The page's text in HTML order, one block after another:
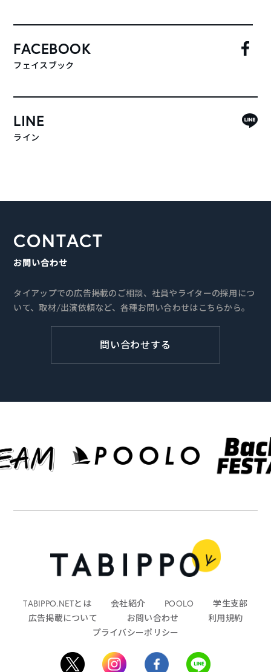
FACEBOOK
フェイスブック
LINE
ライン
CONTACT
お問い合わせ
タイアップでの広告掲載のご相談、社員やライターの採用につ
いて、取材/出演依頼など、各種お問い合わせはこちらから。
問い合わせする
TABIPPO.NETとは 会社紹介 POOLO
学生支部
広告掲載について
お問い合わせ
利用規約
プライバシーポリシー